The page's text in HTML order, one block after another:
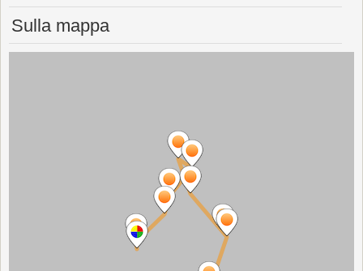
Sulla mappa